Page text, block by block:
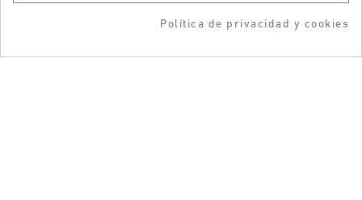
¿Quieres recibir nuestras ofertas y
novedades?
ENVIAR
-5% DTO + Envío GratisPolítica de privacidad y cookies